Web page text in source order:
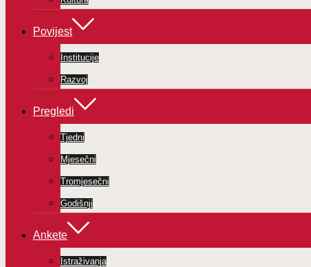
Povijest
Institucije
Razvoj
Pregledi
Tjedni
Mjesečni
Tromjesečni
Godišnji
Ankete
Istraživanja